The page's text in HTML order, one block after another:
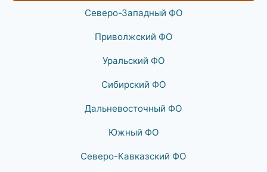
Северо-Западный ФО
Приволжский ФО
Уральский ФО
Сибирский ФО
Дальневосточный ФО
Южный ФО
Северо-Кавказский ФО